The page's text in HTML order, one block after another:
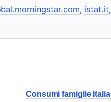
, istat.it,
Consumi famiglie